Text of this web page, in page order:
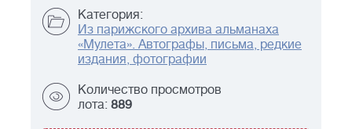
Категория:
Из парижского архива альманаха
«Мулета». Автографы, письма, редкие
издания, фотографии
Количество просмотров
лота: 889